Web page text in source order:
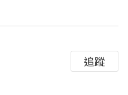
追蹤